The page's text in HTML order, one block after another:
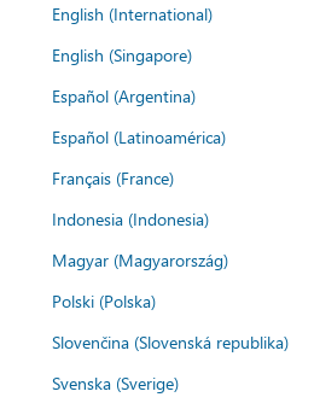
English (International)
English (Singapore)
Español (Argentina)
Español (Latinoamérica)
Français (France)
Indonesia (Indonesia)
Magyar (Magyarország)
Polski (Polska)
Slovenčina (Slovenská republika)
Svenska (Sverige)